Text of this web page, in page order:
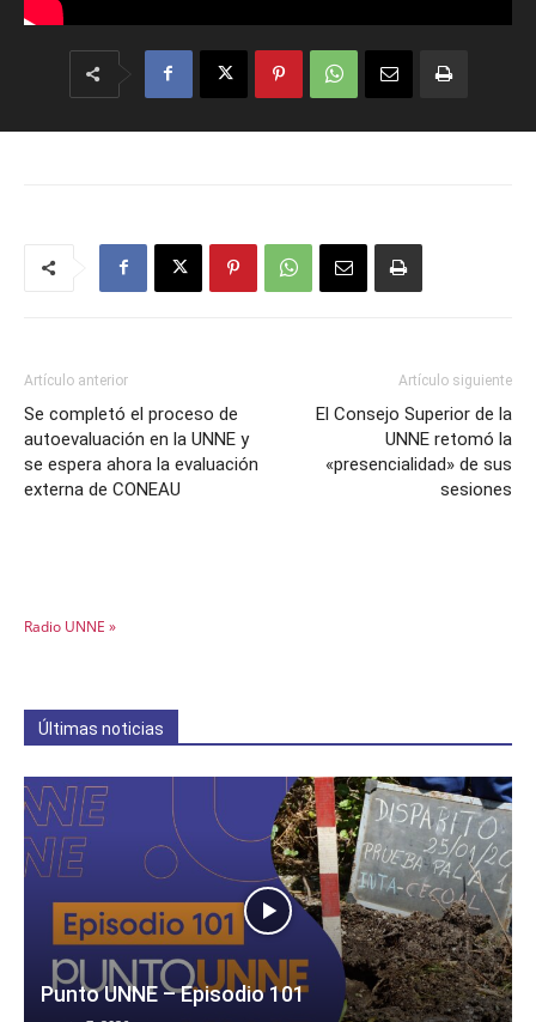
Artículo anterior
Se completó el proceso de
autoevaluación en la UNNE y
se espera ahora la evaluación
externa de CONEAU
Artículo siguiente
El Consejo Superior de la
UNNE retomó la
«presencialidad» de sus
sesiones
Radio UNNE »
Últimas noticias
Punto UNNE – Episodio 101